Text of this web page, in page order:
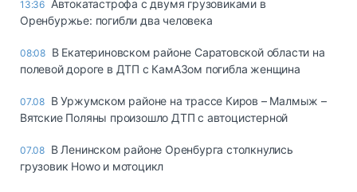
13:36 Автокатастрофа с двумя грузовиками в
Оренбуржье: погибли два человека
08:08 В Екатериновском районе Саратовской области на
полевой дороге в ДТП с КамАЗом погибла женщина
07.08 В Уржумском районе на трассе Киров – Малмыж –
Вятские Поляны произошло ДТП с автоцистерной
07.08 В Ленинском районе Оренбурга столкнулись
грузовик Howo и мотоцикл